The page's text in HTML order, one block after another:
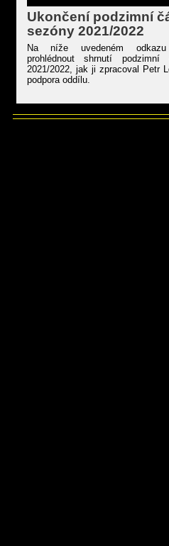
Ukončení podzimní
sezóny 2021/2022
Na níže uvedeném
prohlédnout shrnutí
2021/2022, jak ji zpracoval Petr
podpora oddílu.